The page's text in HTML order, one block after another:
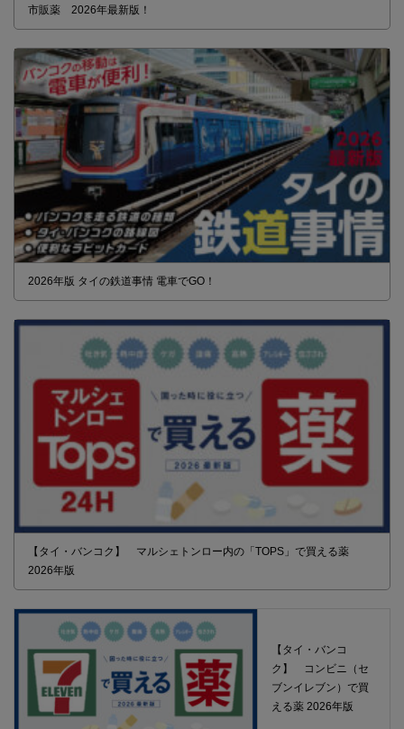
市販薬 2026年最新版！
2026年版 タイの鉄道事情 電車でGO！
【タイ・バンコク】 マルシェトンロー内の「TOPS」で買える薬
2026年版
【タイ・バンコ
ク】 コンビニ（セ
ブンイレブン）で買
える薬 2026年版